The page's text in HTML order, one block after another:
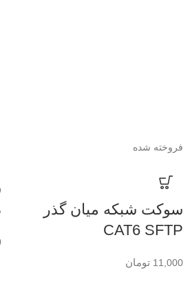
فروخته شده
سوکت شبکه میان گذر
CAT6 SFTP
11,000 تومان